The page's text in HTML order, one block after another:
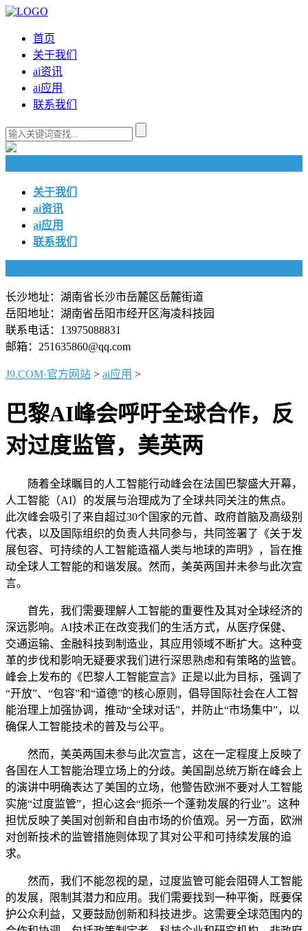
首页
关于我们
ai资讯
ai应用
联系我们
关于我们
ai资讯
ai应用
联系我们
长沙地址：湖南省长沙市岳麓区岳麓街道
岳阳地址：湖南省岳阳市经开区海凌科技园
联系电话：13975088831
邮箱：251635860@qq.com
J9.COM·官方网站 > ai应用 >
巴黎AI峰会呼吁全球合作，反
对过度监管，美英两
随着全球瞩目的人工智能行动峰会在法国巴黎盛大开幕，
人工智能（AI）的发展与治理成为了全球共同关注的焦点。
此次峰会吸引了来自超过30个国家的元首、政府首脑及高级别
代表，以及国际组织的负责人共同参与，共同签署了《关于发
展包容、可持续的人工智能造福人类与地球的声明》，旨在推
动全球人工智能的和谐发展。然而，美英两国并未参与此次宣
言。
首先，我们需要理解人工智能的重要性及其对全球经济的
深远影响。AI技术正在改变我们的生活方式，从医疗保健、
交通运输、金融科技到制造业，其应用领域不断扩大。这种变
革的步伐和影响无疑要求我们进行深思熟虑和有策略的监管。
峰会上发布的《巴黎人工智能宣言》正是以此为目标，强调了
“开放”、“包容”和“道德”的核心原则，倡导国际社会在人工智
能治理上加强协调，推动“全球对话”，并防止“市场集中”，以
确保人工智能技术的普及与公平。
然而，美英两国未参与此次宣言，这在一定程度上反映了
各国在人工智能治理立场上的分歧。美国副总统万斯在峰会上
的演讲中明确表达了美国的立场，他警告欧洲不要对人工智能
实施“过度监管”，担心这会“扼杀一个蓬勃发展的行业”。这种
担忧反映了美国对创新和自由市场的价值观。另一方面，欧洲
对创新技术的监管措施则体现了其对公平和可持续发展的追
求。
然而，我们不能忽视的是，过度监管可能会阻碍人工智能
的发展，限制其潜力和应用。我们需要找到一种平衡，既要保
护公众利益，又要鼓励创新和科技进步。这需要全球范围内的